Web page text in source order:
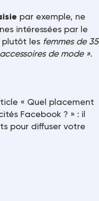
par exemple, ne
intéressées par le
plutôt les femmes de 35
de mode ».
« Quel placement
Facebook ? » : il
pour diffuser votre